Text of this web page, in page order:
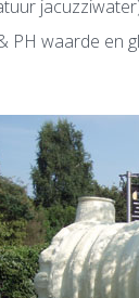
PH waarde en